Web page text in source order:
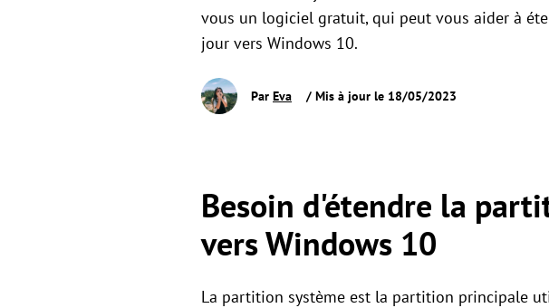
vous un logiciel gratuit, qui peut vous aider à
jour vers Windows 10.
Par Eva / Mis à jour le 18/05/2023
Besoin d'étendre la
vers Windows 10
La partition système est la partition principale